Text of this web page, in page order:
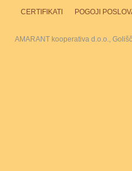
CERTIFIKATI POGOJI
AMARANT kooperativa d.o.o.,